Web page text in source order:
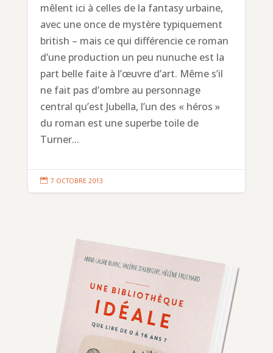
mêlent ici à celles de la fantasy urbaine,
avec une once de mystère typiquement
british – mais ce qui différencie ce roman
d’une production un peu nunuche est la
part belle faite à l’œuvre d’art. Même s’il
ne fait pas d’ombre au personnage
central qu’est Jubella, l’un des « héros »
du roman est une superbe toile de
Turner...
 7 OCTOBRE 2013